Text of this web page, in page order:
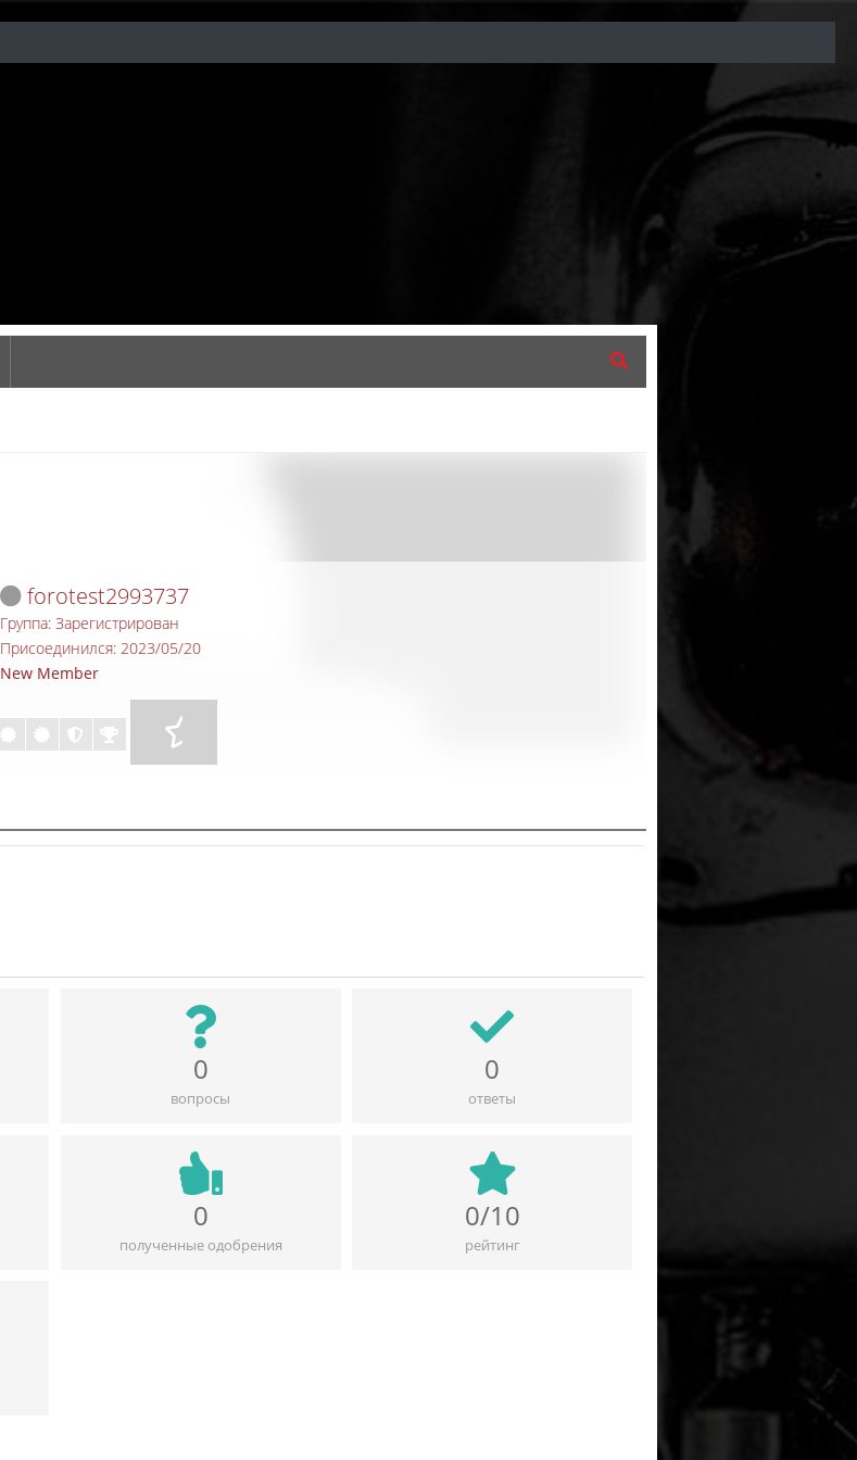
forotest2993737
Группа: Зарегистрирован
Присоединился: 2023/05/20
New Member
0
вопросы
0
ответы
0
полученные одобрения
0/10
рейтинг